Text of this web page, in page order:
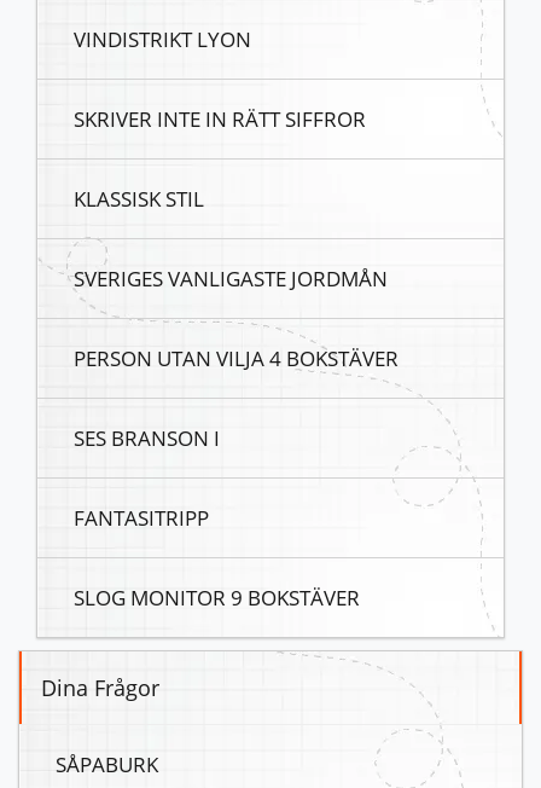
VINDISTRIKT LYON
SKRIVER INTE IN RÄTT SIFFROR
KLASSISK STIL
SVERIGES VANLIGASTE JORDMÅN
PERSON UTAN VILJA 4 BOKSTÄVER
SES BRANSON I
FANTASITRIPP
SLOG MONITOR 9 BOKSTÄVER
Dina Frågor
SÅPABURK